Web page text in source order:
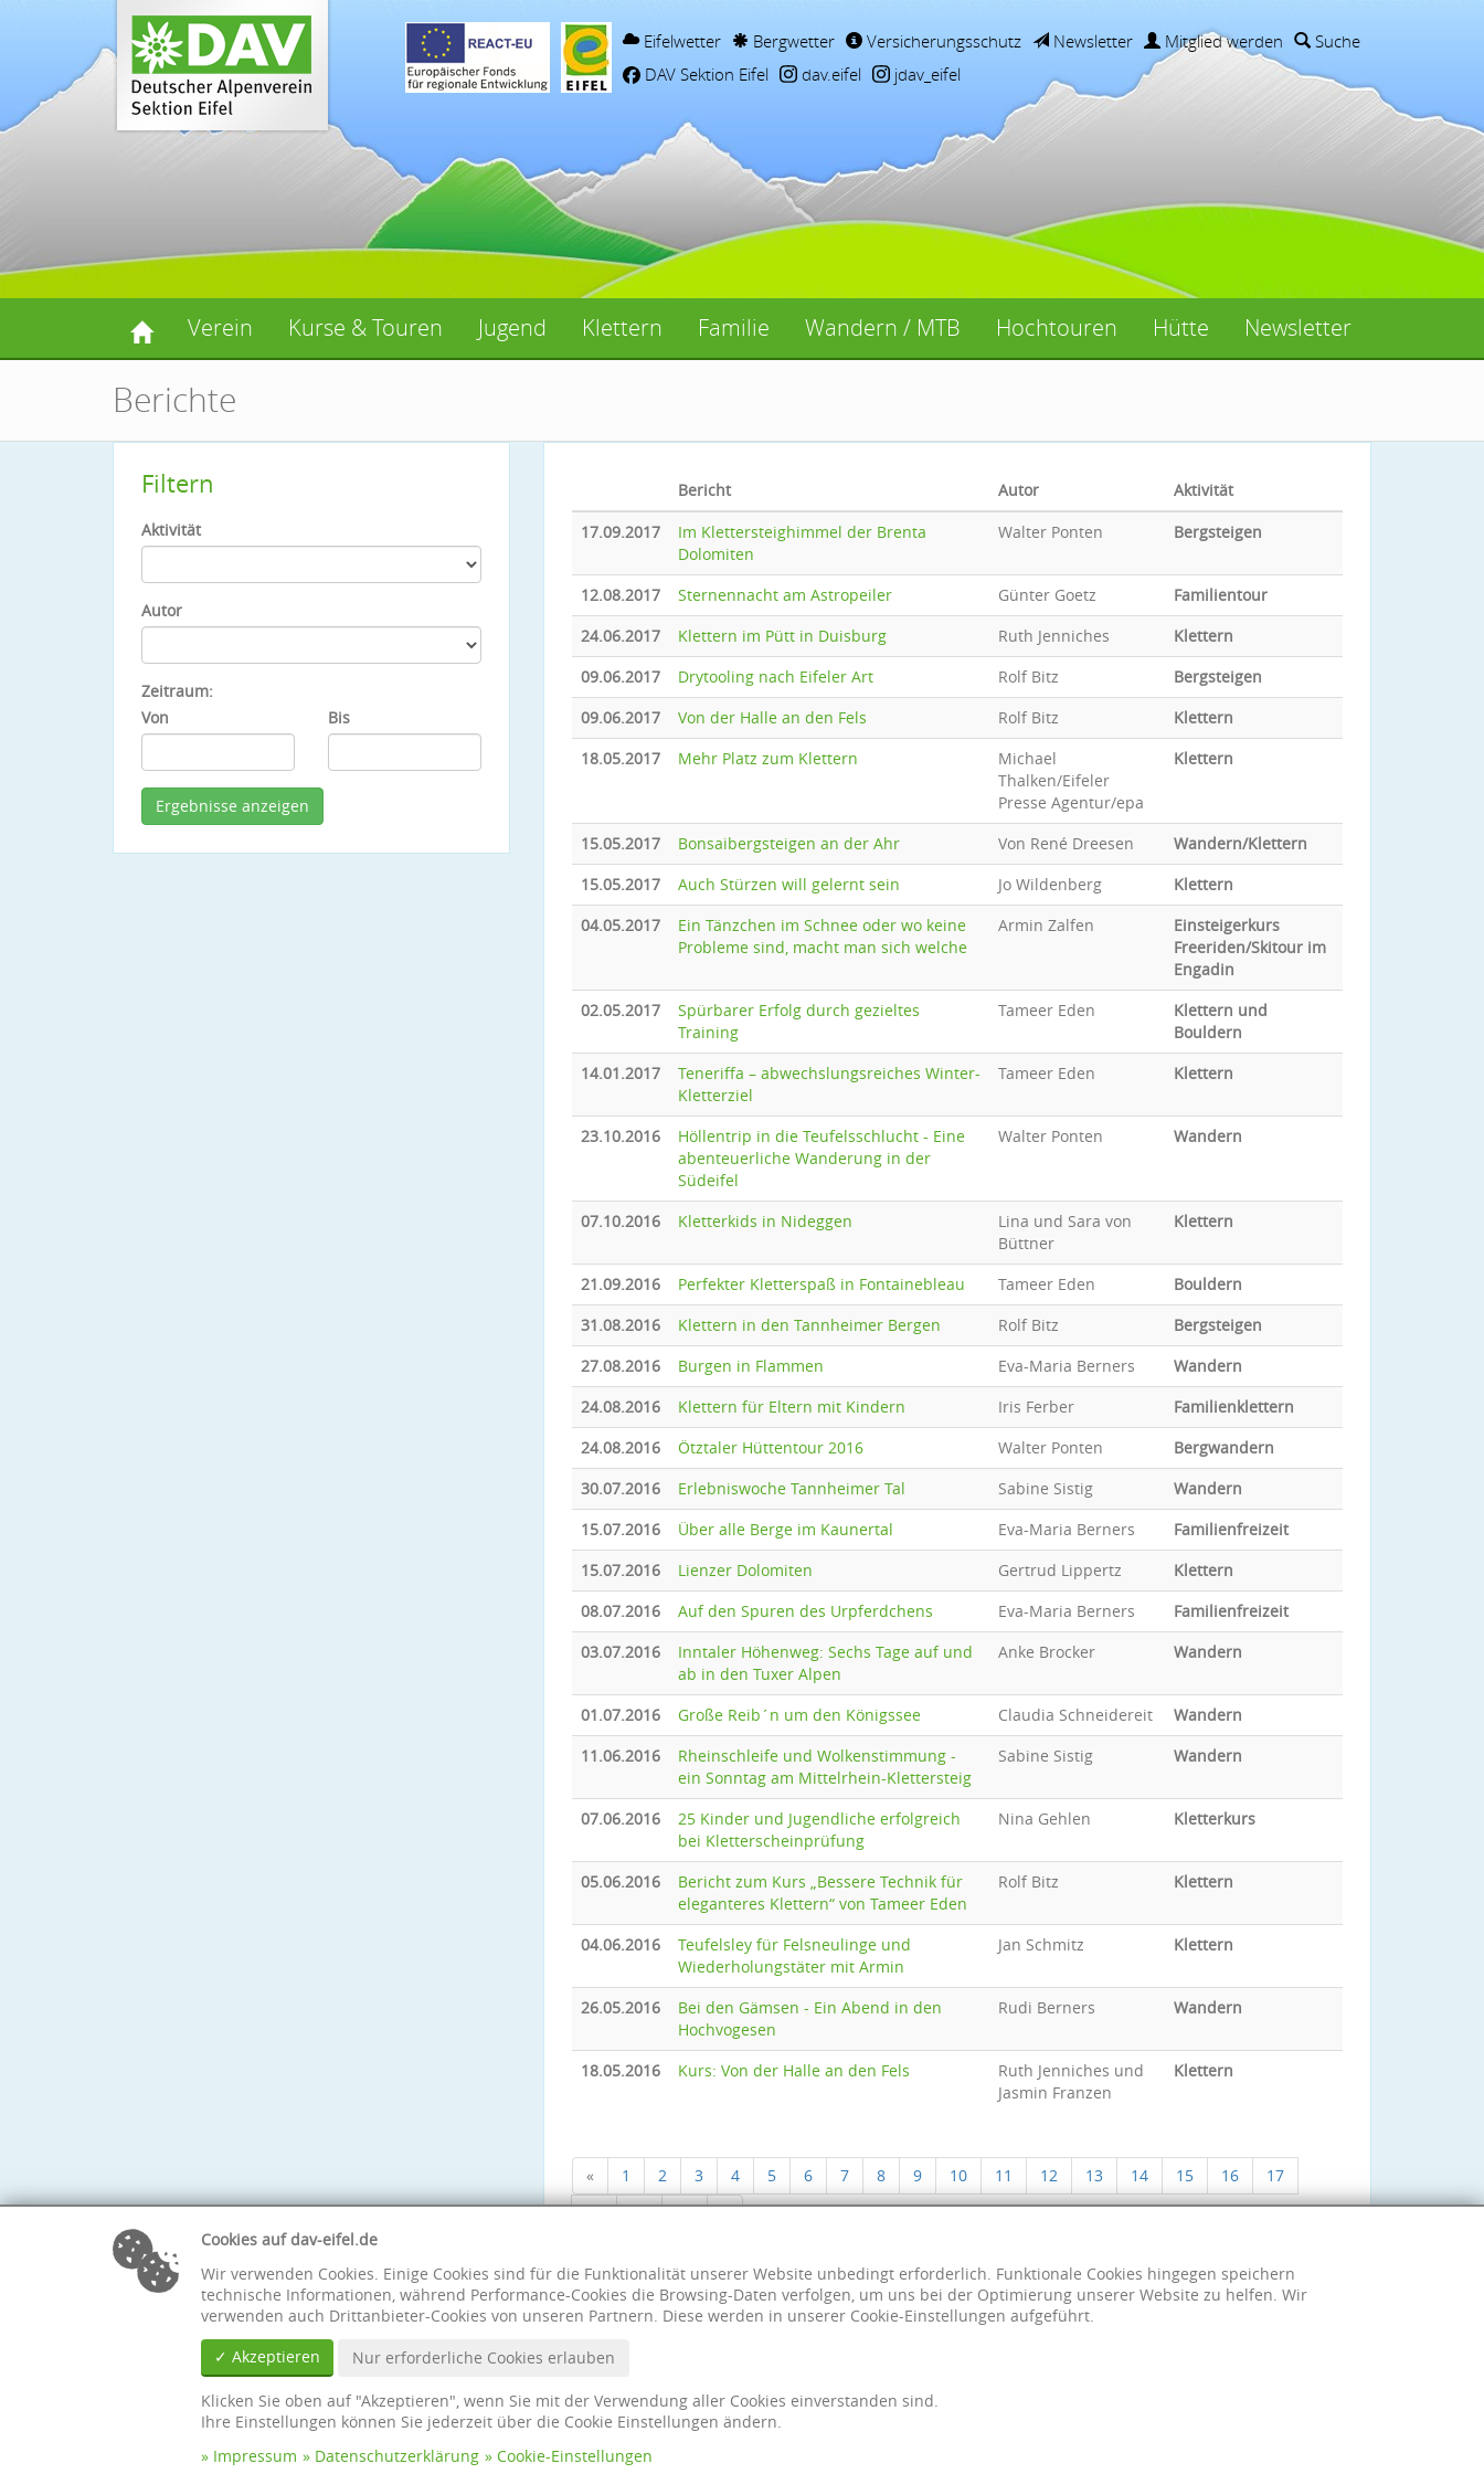
Eifelwetter Bergwetter Versicherungsschutz Newsletter Mitglied werden
Suche
DAV Sektion Eifel
dav.eifel jdav_eifel
Verein Kurse & Touren Jugend Klettern Familie Wandern / MTB Hochtouren Hütte Newsletter
Berichte
Filtern
Aktivität
Autor
Zeitraum:
Von
Bis
Bericht Autor
Aktivität
17.09.2017
Im Klettersteighimmel der Brenta
Dolomiten
Walter Ponten Bergsteigen
12.08.2017 Sternennacht am Astropeiler Günter Goetz
Familientour
24.06.2017
Klettern im Pütt in Duisburg Ruth Jenniches
Klettern
09.06.2017
Drytooling nach Eifeler Art Rolf Bitz
Bergsteigen
09.06.2017
Von der Halle an den Fels Rolf Bitz
Klettern
18.05.2017
Mehr Platz zum Klettern
Michael
Thalken/Eifeler
Presse Agentur/epa
Klettern
15.05.2017 Bonsaibergsteigen an der Ahr Von René Dreesen
Wandern/Klettern
15.05.2017
Auch Stürzen will gelernt sein Jo Wildenberg
Klettern
04.05.2017
Ein Tänzchen im Schnee oder wo keine
Probleme sind, macht man sich welche
Armin Zalfen
Einsteigerkurs
Freeriden/Skitour im
Engadin
02.05.2017
Spürbarer Erfolg durch gezieltes
Training
Tameer Eden
Klettern und
Bouldern
14.01.2017
Teneriffa – abwechslungsreiches Winter-
Kletterziel
Tameer Eden Klettern
23.10.2016
Höllentrip in die Teufelsschlucht - Eine
abenteuerliche Wanderung in der
Südeifel
Walter Ponten Wandern
07.10.2016 Kletterkids in Nideggen
Lina und Sara von
Büttner
Klettern
21.09.2016 Perfekter Kletterspaß in Fontainebleau Tameer Eden
Bouldern
31.08.2016
Klettern in den Tannheimer Bergen Rolf Bitz
Bergsteigen
27.08.2016
Burgen in Flammen Eva-Maria Berners
Wandern
24.08.2016
Klettern für Eltern mit Kindern Iris Ferber
Familienklettern
24.08.2016
Ötztaler Hüttentour 2016 Walter Ponten
Bergwandern
30.07.2016
Erlebniswoche Tannheimer Tal Sabine Sistig
Wandern
15.07.2016
Über alle Berge im Kaunertal Eva-Maria Berners
Familienfreizeit
15.07.2016
Lienzer Dolomiten Gertrud Lippertz
Klettern
08.07.2016
Auf den Spuren des Urpferdchens Eva-Maria Berners
Familienfreizeit
03.07.2016
Inntaler Höhenweg: Sechs Tage auf und
ab in den Tuxer Alpen
Anke Brocker Wandern
01.07.2016 Große Reib´n um den Königssee Claudia Schneidereit
Wandern
11.06.2016
Rheinschleife und Wolkenstimmung -
ein Sonntag am Mittelrhein-Klettersteig
Sabine Sistig Wandern
07.06.2016
25 Kinder und Jugendliche erfolgreich
bei Kletterscheinprüfung
Nina Gehlen Kletterkurs
05.06.2016
Bericht zum Kurs „Bessere Technik für
eleganteres Klettern“ von Tameer Eden
Rolf Bitz Klettern
04.06.2016
Teufelsley für Felsneulinge und
Wiederholungstäter mit Armin
Jan Schmitz Klettern
26.05.2016
Bei den Gämsen - Ein Abend in den
Hochvogesen
Rudi Berners Wandern
18.05.2016 Kurs: Von der Halle an den Fels
Ruth Jenniches und
Jasmin Franzen
Klettern
« 1 2 3 4 5 6 7 8 9 10 11 12 13 14 15 16
17
18
19 20 »
Cookies auf dav-eifel.de
Wir verwenden Cookies. Einige Cookies sind für die Funktionalität unserer Website unbedingt erforderlich. Funktionale Cookies hingegen speichern
technische Informationen, während Performance-Cookies die Browsing-Daten verfolgen, um uns bei der Optimierung unserer Website zu helfen. Wir
verwenden auch Drittanbieter-Cookies von unseren Partnern. Diese werden in unserer Cookie-Einstellungen aufgeführt.
✓ Akzeptieren
Nur erforderliche Cookies erlauben
Klicken Sie oben auf "Akzeptieren", wenn Sie mit der Verwendung aller Cookies einverstanden sind.
Ihre Einstellungen können Sie jederzeit über die Cookie Einstellungen ändern.
Impressum
Datenschutzerklärung Cookie-Einstellungen